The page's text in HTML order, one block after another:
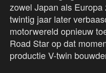
zowel Japan als
twintig jaar later
motorwereld opnieuw
Road Star op dat
productie V-twin